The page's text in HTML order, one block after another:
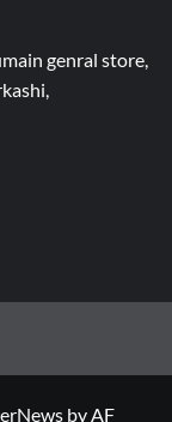
genral store,
by AF